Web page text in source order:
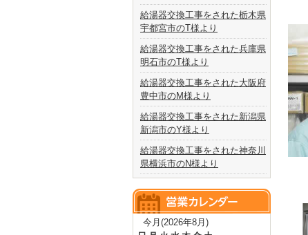
給湯器交換工事をされた栃木県
宇都宮市のT様より
給湯器交換工事をされた兵庫県
明石市のT様より
給湯器交換工事をされた大阪府
豊中市のM様より
給湯器交換工事をされた新潟県
新潟市のY様より
給湯器交換工事をされた神奈川
県横浜市のN様より
今月(2026年8月)